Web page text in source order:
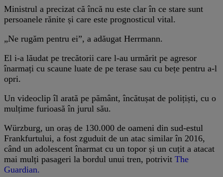
Ministrul a precizat că încă nu este clar în ce stare sunt
persoanele rănite și care este prognosticul vital.
„Ne rugăm pentru ei”, a adăugat Herrmann.
El i-a lăudat pe trecătorii care l-au urmărit pe agresor
înarmați cu scaune luate de pe terase sau cu bețe pentru a-l
opri.
Un videoclip îl arată pe pământ, încătușat de polițiști, cu o
mulțime furioasă în jurul său.
Würzburg, un oraș de 130.000 de oameni din sud-estul
Frankfurtului, a fost zguduit de un atac similar în 2016,
când un adolescent înarmat cu un topor și un cuțit a atacat
mai mulți pasageri la bordul unui tren, potrivit The
Guardian.